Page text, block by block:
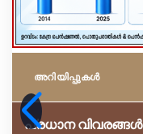
അറിയിപ്പുകള്‍
പ്രധാന വിവരങ്ങൾ